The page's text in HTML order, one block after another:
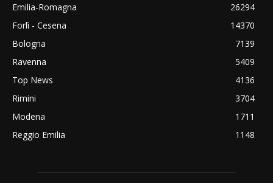
Emilia-Romagna
26294
Forlì - Cesena
14370
Bologna
7139
Ravenna
5409
Top News
4136
Rimini
3704
Modena
1711
Reggio Emilia
1148